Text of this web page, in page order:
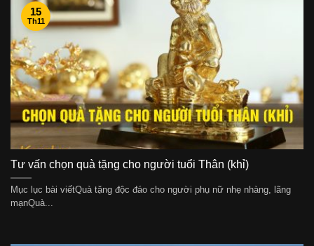
Tư vấn chọn quà tặng cho người tuổi Thân (khỉ)
Mục lục bài viếtQuà tặng độc đáo cho người phụ nữ nhẹ nhàng, lãng
mạnQuà...
15
Th11